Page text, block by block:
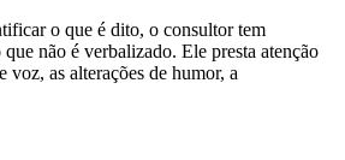
o que é dito, o consultor tem
não é verbalizado. Ele presta atenção
voz, as alterações de humor, a